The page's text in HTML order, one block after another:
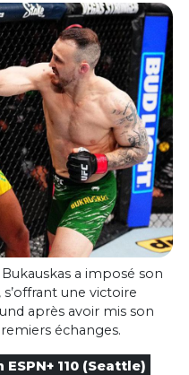
Bukauskas a imposé son
une victoire
après avoir mis son
échanges.
110 (Seattle)